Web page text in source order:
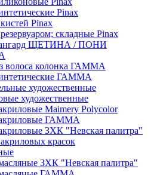
Pinax
Pinax
складные Pinax
ЩЕТИНА / ПОНИ
волоса колонка ГАММА
ГАММА
художественные
художественные
Maimery Polycolor
ГАММА
ЗХК "Невская палитра"
красок
ЗХК "Невская палитра"